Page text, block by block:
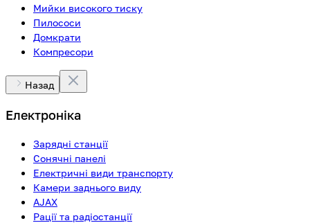
Мийки високого тиску
Пилососи
Домкрати
Компресори
Назад
Електроніка
Зарядні станції
Сонячні панелі
Електричні види транспорту
Камери заднього виду
AJAX
Рації та радіостанції